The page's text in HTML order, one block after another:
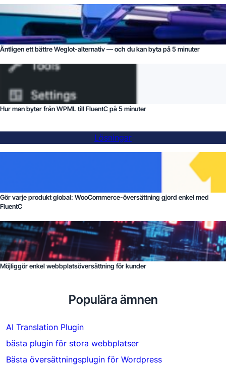
Äntligen ett bättre Weglot-alternativ — och du kan byta på 5 minuter
Hur man byter från WPML till FluentC på 5 minuter
Lösningar
Gör varje produkt global: WooCommerce-översättning gjord enkel med
FluentC
Möjliggör enkel webbplatsöversättning för kunder
Populära ämnen
AI Translation Plugin
bästa plugin för stora webbplatser
Bästa översättningsplugin för Wordpress